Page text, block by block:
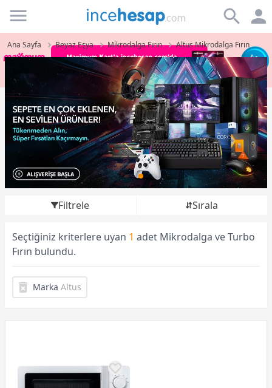
Incehesap
Ana Sayfa Beyaz Eşya Mikrodalga Fırın Altus Mikrodalga Fırın
Filtrele Sırala
Seçtiğiniz kriterlere uyan 1 adet Mikrodalga ve Turbo
Fırın bulundu.
Marka Altus